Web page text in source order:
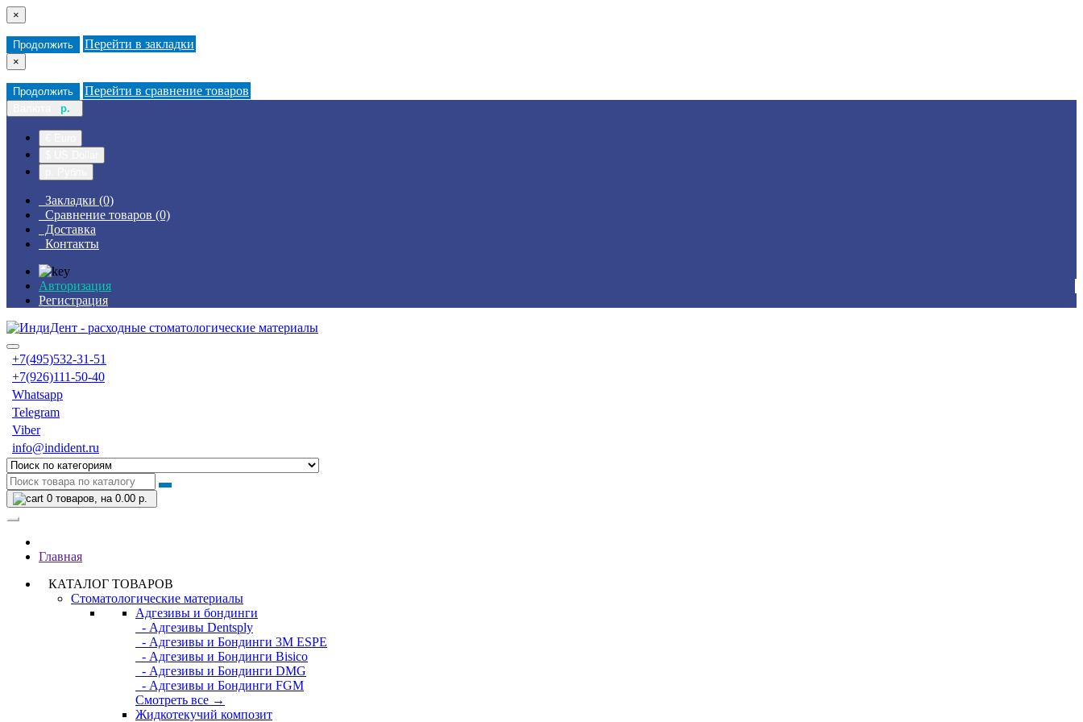
×
Продолжить Перейти в закладки
×
Продолжить Перейти в сравнение товаров
р.
Закладки (0)
Сравнение товаров (0)
Доставка
Контакты
Авторизация
Регистрация
+7(495)532-31-51
+7(926)111-50-40
Whatsapp
Telegram
Viber
info@indident.ru
0 товаров, на 0.00 р.
Главная
КАТАЛОГ ТОВАРОВ
Стоматологические материалы
Адгезивы и бондинги
- Адгезивы Dentsply
- Адгезивы и Бондинги 3M ESPE
- Адгезивы и Бондинги Bisico
- Адгезивы и Бондинги DMG
- Адгезивы и Бондинги FGM
Смотреть все →
Жидкотекучий композит